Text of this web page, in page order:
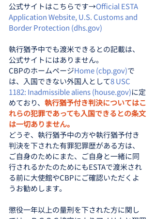
公式サイトはこちらです→Official ESTA
Application Website, U.S. Customs and
Border Protection (dhs.gov)
執行猶予中でも渡米できるとの記載は、
公式サイトにはありません。
CBPのホームページHome (cbp.gov)で
は、入国できない外国人として8 USC
1182: Inadmissible aliens (house.gov)に定
めており、 執行猶予付き判決についてはこ
れらの犯罪であっても入国できるとの条文
は一切ありません。
どうぞ、執行猶予中の方や執行猶予付き
判決を下された有罪犯罪歴がある方は、
ご自身のためにまた、ご自身と一緒に同
行されるかたのためにもESTAで渡米され
る前に大使館やCBPにご確認いただくよ
うお勧めします。
懲役一年以上の量刑を下された方に関し